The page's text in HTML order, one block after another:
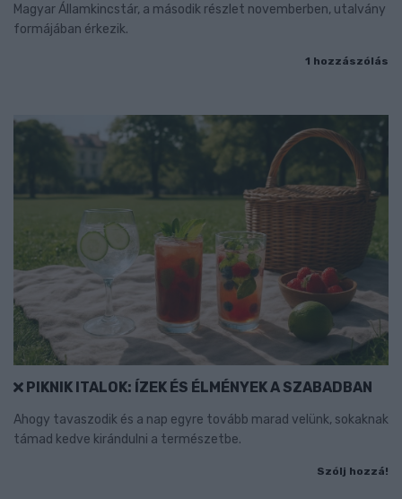
Magyar Államkincstár, a második részlet novemberben, utalvány
formájában érkezik.
1 hozzászólás
PIKNIK ITALOK: ÍZEK ÉS ÉLMÉNYEK A SZABADBAN
Ahogy tavaszodik és a nap egyre tovább marad velünk, sokaknak
támad kedve kirándulni a természetbe.
Szólj hozzá!